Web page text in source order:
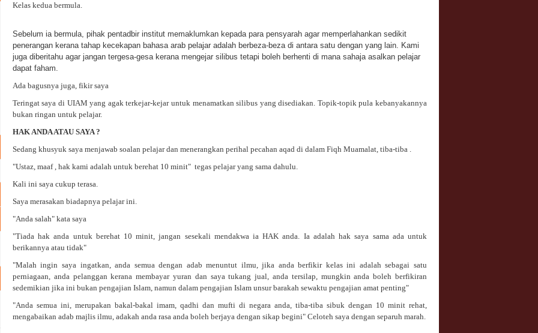
Kelas kedua bermula.
Sebelum ia bermula, pihak pentadbir institut memaklumkan kepada para pensyarah agar memperlahankan sedikit
penerangan kerana tahap kecekapan bahasa arab pelajar adalah berbeza-beza di antara satu dengan yang lain. Kami
juga diberitahu agar jangan tergesa-gesa kerana mengejar silibus tetapi boleh berhenti di mana sahaja asalkan pelajar
dapat faham.
Ada bagusnya juga, fikir saya
Teringat saya di UIAM yang agak terkejar-kejar untuk menamatkan silibus yang disediakan. Topik-topik pula kebanyakannya
bukan ringan untuk pelajar.
HAK ANDA ATAU SAYA ?
Sedang khusyuk saya menjawab soalan pelajar dan menerangkan perihal pecahan aqad di dalam Fiqh Muamalat, tiba-tiba .
"Ustaz, maaf , hak kami adalah untuk berehat 10 minit" tegas pelajar yang sama dahulu.
Kali ini saya cukup terasa.
Saya merasakan biadapnya pelajar ini.
"Anda salah" kata saya
"Tiada hak anda untuk berehat 10 minit, jangan sesekali mendakwa ia HAK anda. Ia adalah hak saya sama ada untuk
berikannya atau tidak"
"Malah ingin saya ingatkan, anda semua dengan adab menuntut ilmu, jika anda berfikir kelas ini adalah sebagai satu
perniagaan, anda pelanggan kerana membayar yuran dan saya tukang jual, anda tersilap, mungkin anda boleh berfikiran
sedemikian jika ini bukan pengajian Islam, namun dalam pengajian Islam unsur barakah sewaktu pengajian amat penting"
"Anda semua ini, merupakan bakal-bakal imam, qadhi dan mufti di negara anda, tiba-tiba sibuk dengan 10 minit rehat,
mengabaikan adab majlis ilmu, adakah anda rasa anda boleh berjaya dengan sikap begini" Celoteh saya dengan separuh marah.